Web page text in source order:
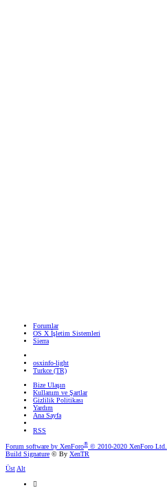
Forumlar
OS X İşletim Sistemleri
Sierra
osxinfo-light
Turkce (TR)
Bize Ulaşın
Kullanım ve Şartlar
Gizlilik Politikası
Yardım
Ana Sayfa
RSS
Forum software by XenForo® © 2010-2020 XenForo Ltd.
Build Signature © By XenTR
ÜstAlt